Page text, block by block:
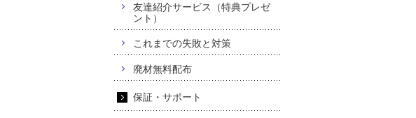
友達紹介サービス（特典プレゼ
ント）
これまでの失敗と対策
廃材無料配布
保証・サポート